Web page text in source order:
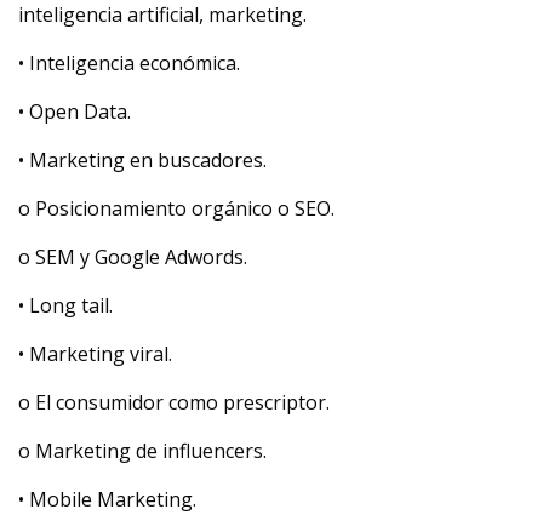
inteligencia artificial, marketing.
• Inteligencia económica.
• Open Data.
• Marketing en buscadores.
o Posicionamiento orgánico o SEO.
o SEM y Google Adwords.
• Long tail.
• Marketing viral.
o El consumidor como prescriptor.
o Marketing de influencers.
• Mobile Marketing.